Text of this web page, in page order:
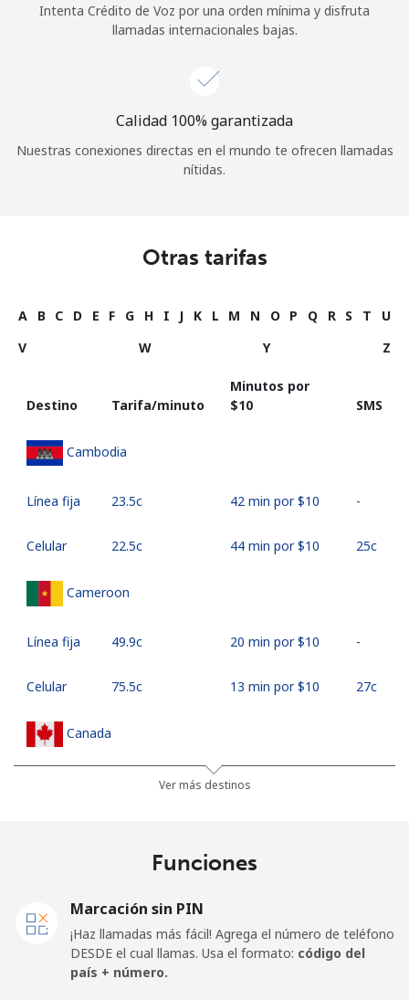
Intenta Crédito de Voz por una orden mínima y disfruta
llamadas internacionales bajas.
Calidad 100% garantizada
Nuestras conexiones directas en el mundo te ofrecen llamadas
nítidas.
Otras tarifas
A B C D E F G H I J K L M N O P Q R S T
U
V
W Y Z
Destino Tarifa/minuto
Minutos por
⁦$10⁩
SMS
Cambodia
Línea fija ⁦23.5c⁩ 42 min por ⁦$10⁩ -
Celular ⁦22.5c⁩ 44 min por ⁦$10⁩ ⁦25c⁩
Cameroon
Línea fija ⁦49.9c⁩ 20 min por ⁦$10⁩ -
Celular ⁦75.5c⁩ 13 min por ⁦$10⁩ ⁦27c⁩
Canada
665 min por ⁦$10⁩
⁦54.9c⁩ 18 min por ⁦$10⁩ ⁦25c⁩
Ver más destinos
Funciones
Marcación sin PIN
¡Haz llamadas más fácil! Agrega el número de teléfono
DESDE el cual llamas. Usa el formato: código del
país + número.